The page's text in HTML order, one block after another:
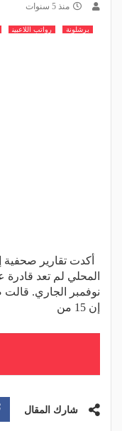
منذ 5 سنوات
برشلونة رواتب اللاعبين
أكدت تقارير صحفية
المحلي لم تعد قادرة
نوفمبر الجاري. قالت
إن 15 من
شارك المقال